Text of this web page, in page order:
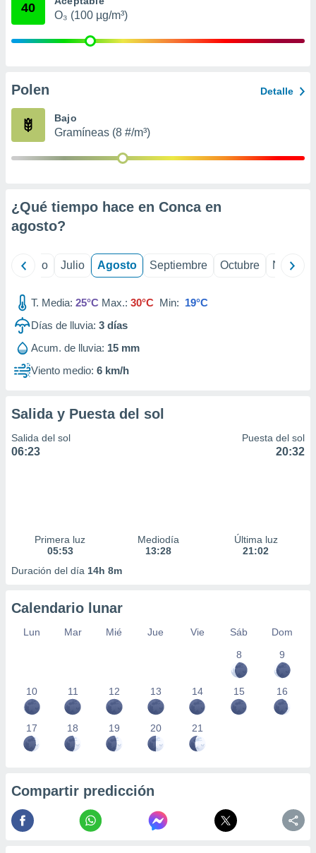
publicidad
de
1199
40
O₃ (100 µg/m³)
Polen Detalle
Bajo
Gramíneas (8 #/m³)
¿Qué tiempo hace en Conca en
agosto?
Junio Julio Agosto Septiembre Octubre
T. Media: 25°C Max.: 30°C Min: 19°C
Días de lluvia: 3 días
Acum. de lluvia: 15 mm
Viento medio: 6 km/h
Salida y Puesta del sol
Salida del sol
06:23
Puesta del sol
20:32
Primera luz
05:53
Mediodía
13:28
Última luz
21:02
Duración del día 14h 8m
Calendario lunar
Lun Mar Mié Jue Vie Sáb
Dom
8
9
10 11 12 13 14 15 16
17 18 19 20 21
Compartir predicción